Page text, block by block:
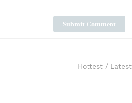
Submit Comment
Hottest / Latest